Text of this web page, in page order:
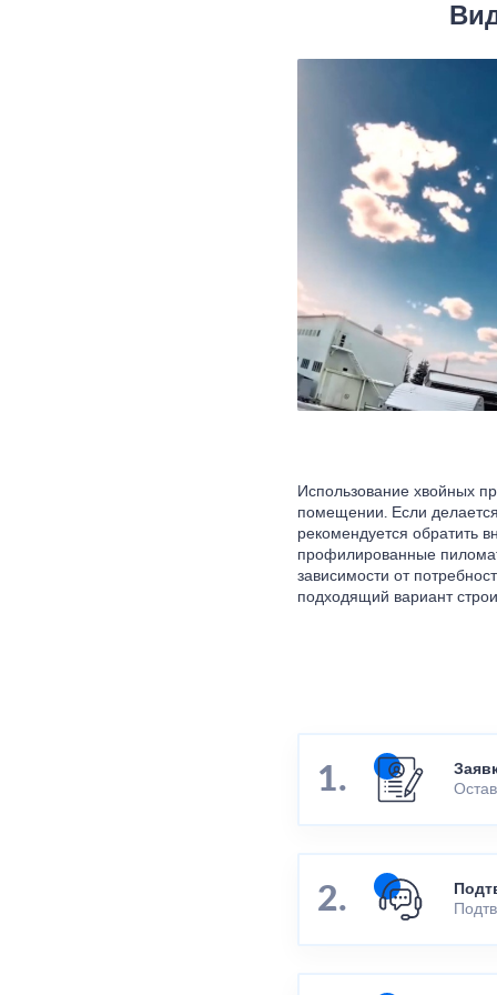
Использование хвойных
помещении. Если
рекомендуется обратить
профилированные
зависимости от
подходящий вариант